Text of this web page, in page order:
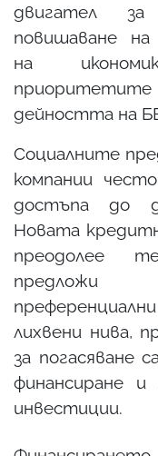
двигател
повишаване на
на
дейността на
Социалните
компании
достъпа до
Новата
преодолее
предложи
лихвени нива,
за погасяване
финансиране
инвестиции.